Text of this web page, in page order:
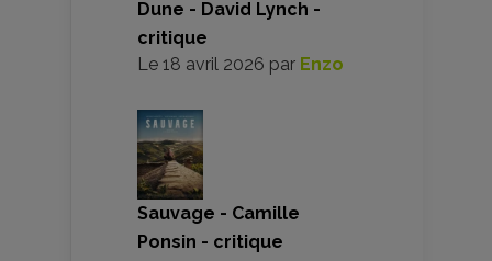
Dune - David Lynch -
critique
Le 18 avril 2026 par Enzo
Sauvage - Camille
Ponsin - critique